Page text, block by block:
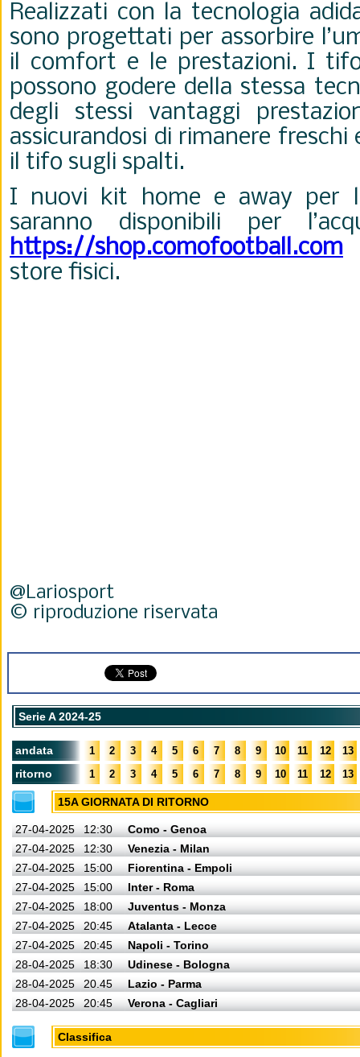
Realizzati con la tecnologia
sono progettati per assorbire
il comfort e le prestazioni. I
possono godere della stessa
degli stessi vantaggi
assicurandosi di rimanere freschi
il tifo sugli spalti.
I nuovi kit home e away per
saranno disponibili per
https://shop.comofootball.com
store fisici.
@Lariosport
© riproduzione riservata
Serie A 2024-25
andata 1 2 3 4 5 6 7 8 9 10 11 12 13
ritorno 1 2 3 4 5 6 7 8 9 10 11 12 13
15A GIORNATA DI RITORNO
27-04-2025 12:30
Como - Genoa
27-04-2025
12:30
Venezia - Milan
27-04-2025
15:00
Fiorentina - Empoli
27-04-2025
15:00
Inter - Roma
27-04-2025
18:00
Juventus - Monza
27-04-2025
20:45
Atalanta - Lecce
27-04-2025
20:45
Napoli - Torino
28-04-2025
18:30
Udinese - Bologna
28-04-2025
20.45
Lazio - Parma
28-04-2025
20:45 Verona - Cagliari
Classifica